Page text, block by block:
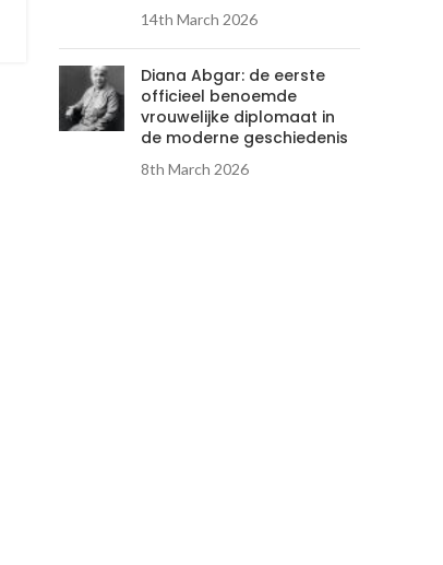
14th March 2026
Diana Abgar: de eerste
officieel benoemde
vrouwelijke diplomaat in
de moderne geschiedenis
8th March 2026